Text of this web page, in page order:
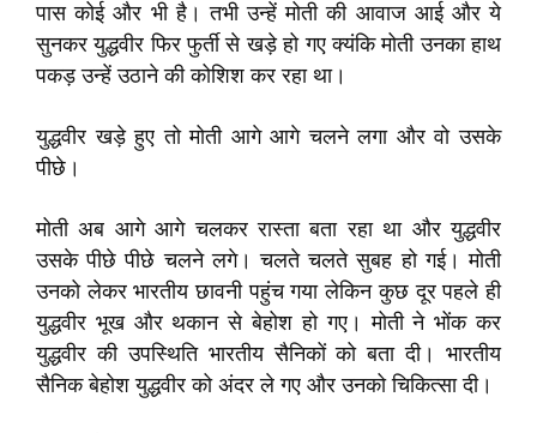
पास कोई और भी है। तभी उन्हें मोती की आवाज आई और ये
सुनकर युद्धवीर फिर फुर्ती से खड़े हो गए क्यंकि मोती उनका हाथ
पकड़ उन्हें उठाने की कोशिश कर रहा था।
युद्धवीर खड़े हुए तो मोती आगे आगे चलने लगा और वो उसके
पीछे।
मोती अब आगे आगे चलकर रास्ता बता रहा था और युद्धवीर
उसके पीछे पीछे चलने लगे। चलते चलते सुबह हो गई। मोती
उनको लेकर भारतीय छावनी पहुंच गया लेकिन कुछ दूर पहले ही
युद्धवीर भूख और थकान से बेहोश हो गए। मोती ने भोंक कर
युद्धवीर की उपस्थिति भारतीय सैनिकों को बता दी। भारतीय
सैनिक बेहोश युद्धवीर को अंदर ले गए और उनको चिकित्सा दी।